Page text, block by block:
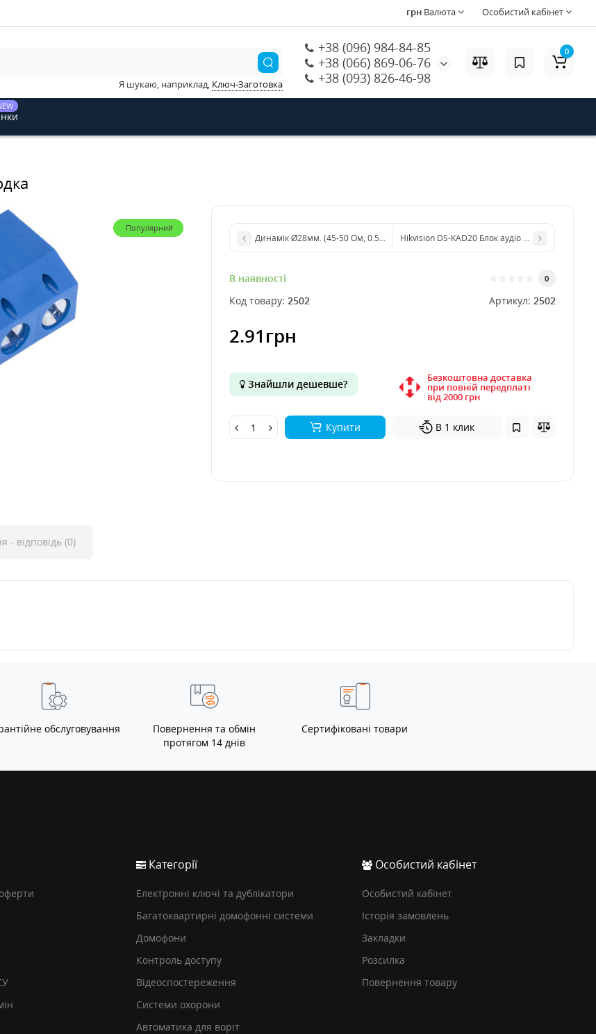
Особистий кабінет
грн Валюта
+38 (096) 984-84-85
+38 (066) 869-06-76
+38 (093) 826-46-98
Я шукаю, наприклад, Ключ-Заготовка
0
Популярний
Динамік Ø28мм. (45-50 Ом, 0.5 Вт) Hikvision DS-KAD20 Блок аудіо узгодження 2-
В наявності 0
Код товару: 2502 Артикул: 2502
2.91грн
Знайшли дешевше? Безкоштовна доставка
при повній передплаті
вiд 2000 грн
Купити В 1 клик
- відповідь (0)
обслуговування
Повернення та обмін
протягом 14 днів
Сертифіковані товари
Категорії
Електронні ключі та дублікатори
Багатоквартирні домофонні системи
Домофони
Контроль доступу
Відеоспостереження
Системи охорони
Автоматика для воріт
Особистий кабінет
Особистий кабінет
Історія замовлень
Закладки
Розсилка
Повернення товару